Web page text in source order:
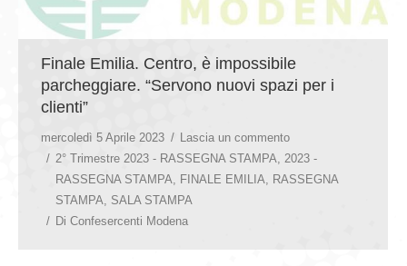
Finale Emilia. Centro, è impossibile
parcheggiare. “Servono nuovi spazi per i
clienti”
mercoledì 5 Aprile 2023
Lascia un commento
2° Trimestre 2023 - RASSEGNA STAMPA, 2023 -
RASSEGNA STAMPA, FINALE EMILIA, RASSEGNA
STAMPA, SALA STAMPA
Di Confesercenti Modena